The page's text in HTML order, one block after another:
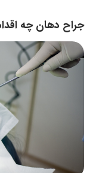
جراح دهان چه